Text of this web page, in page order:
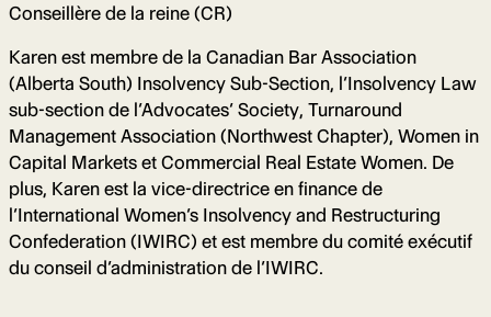
Conseillère de la reine (CR)
Karen est membre de la Canadian Bar Association
(Alberta South) Insolvency Sub-Section, l’Insolvency Law
sub-section de l’Advocates’ Society, Turnaround
Management Association (Northwest Chapter), Women in
Capital Markets et Commercial Real Estate Women. De
plus, Karen est la vice-directrice en finance de
l’International Women’s Insolvency and Restructuring
Confederation (IWIRC) et est membre du comité exécutif
du conseil d’administration de l’IWIRC.